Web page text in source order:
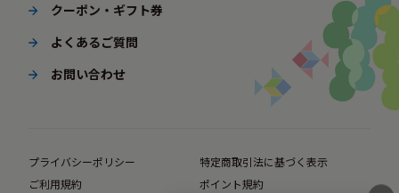
クーポン・ギフト券
よくあるご質問
お問い合わせ
プライバシーポリシー
特定商取引法に基づく表示
ご利用規約
ポイント規約